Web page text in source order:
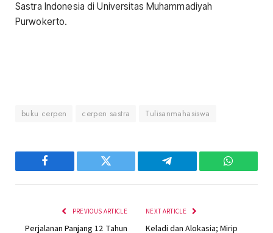
Sastra Indonesia di Universitas Muhammadiyah
Purwokerto.
buku cerpen cerpen sastra Tulisanmahasiswa
Facebook Twitter Telegram
PREVIOUS ARTICLE
Perjalanan Panjang 12 Tahun
NEXT ARTICLE
Keladi dan Alokasia; Mirip